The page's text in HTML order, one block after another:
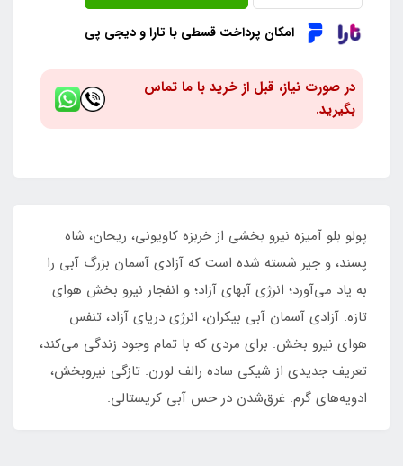
امکان پرداخت قسطی با تارا و دیجی پی
در صورت نیاز، قبل از خرید با ما تماس
بگیرید.
پولو بلو آمیزه نیرو بخشی از خربزه کاویونی، ریحان، شاه
پسند، و جیر شسته‌ شده است که آزادی آسمان بزرگ آبی را
به یاد می‌آورد؛ انرژی آبهای آزاد؛ و انفجار نیرو بخش هوای
تازه. آزادی آسمان آبی بیکران، انرژی دریای آزاد، تنفس
هوای نیرو بخش. برای مردی که با تمام وجود زندگی می‌کند،
تعریف جدیدی از شیکی ساده‌ رالف لورن. تازگی نیروبخش،
ادویه‌های گرم. غرق‌شدن در حس آبی کریستالی.